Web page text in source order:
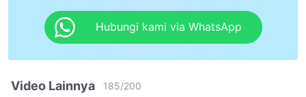
Hubungi kami via WhatsApp
Video Lainnya 185/200